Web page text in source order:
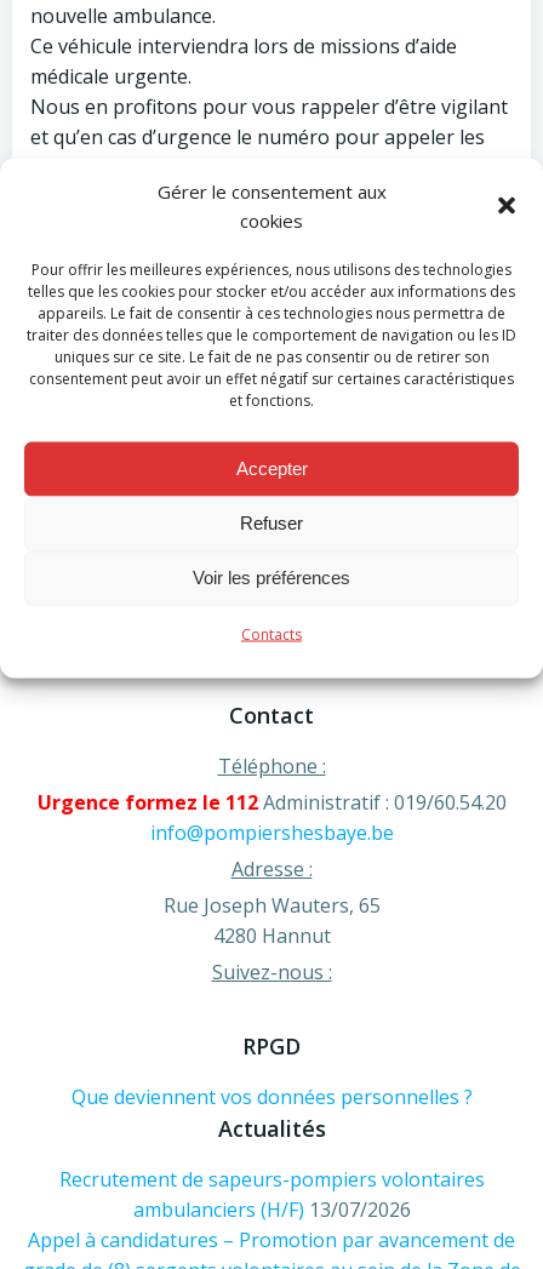
Gérer le consentement aux
cookies
Pour offrir les meilleures expériences, nous utilisons des technologies
telles que les cookies pour stocker et/ou accéder aux informations des
appareils. Le fait de consentir à ces technologies nous permettra de
traiter des données telles que le comportement de navigation ou les ID
uniques sur ce site. Le fait de ne pas consentir ou de retirer son
consentement peut avoir un effet négatif sur certaines caractéristiques
et fonctions.
Accepter
Refuser
Voir les préférences
Contacts
nouvelle ambulance.
Ce véhicule interviendra lors de missions d’aide
médicale urgente.
Nous en profitons pour vous rappeler d’être vigilant
et qu’en cas d’urgence le numéro pour appeler les
Categories: Actualité
navigation
Post
navigation
Comments are closed
Contact
Téléphone :
Urgence formez le 112Administratif : 019/60.54.20
info@pompiershesbaye.be
Adresse :
Rue Joseph Wauters, 65
4280 Hannut
Suivez-nous :
RPGD
Que deviennent vos données personnelles ?
Actualités
Recrutement de sapeurs-pompiers volontaires
ambulanciers (H/F) 13/07/2026
Appel à candidatures – Promotion par avancement de